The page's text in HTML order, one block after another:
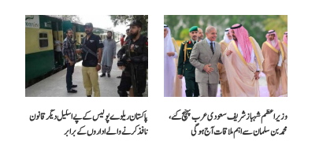
پاکستان ریلوے پولیس کے پے اسکیل دیگر قانون
نافذ کرنے والے اداروں کے برابر
وزیراعظم شہباز شریف سعودی عرب پہنچ گئے،
محمد بن سلمان سے اہم ملاقات آج ہوگی